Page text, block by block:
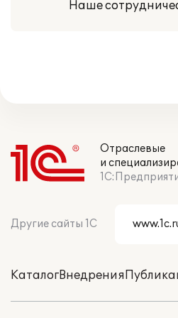
Наше
Отраслевые
и
Другие сайты 1С
КаталогВнедрения